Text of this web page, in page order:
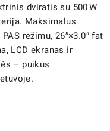
dviratis su 500 W
Maksimalus
PAS režimu, 26″×3.0″ fat
LCD ekranas ir
– puikus